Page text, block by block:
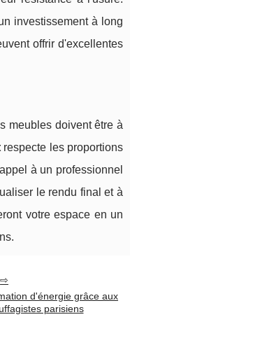
investissement à long
offrir d'excellentes
meubles doivent être à
respecte les proportions
à un professionnel
le rendu final et à
votre espace en un
d'énergie grâce aux
parisiens